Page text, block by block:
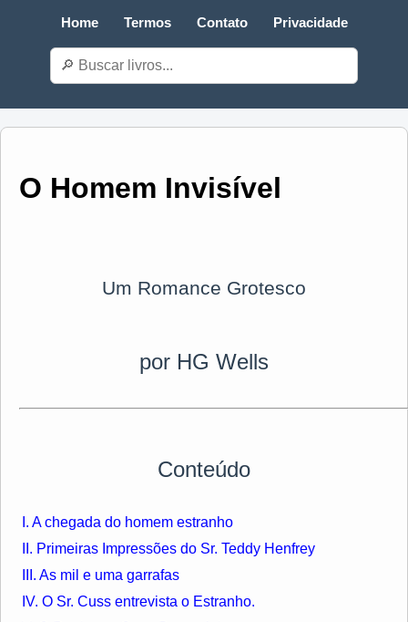
Home Termos Contato Privacidade
O Homem Invisível
Um Romance Grotesco
por HG Wells
Conteúdo
I. A chegada do homem estranho
II. Primeiras Impressões do Sr. Teddy Henfrey
III. As mil e uma garrafas
IV. O Sr. Cuss entrevista o Estranho.